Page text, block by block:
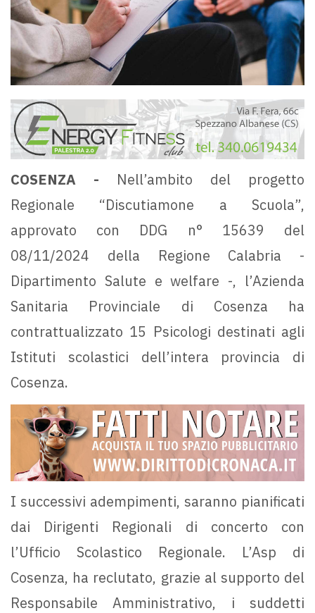
COSENZA - Nell’ambito del progetto
Regionale “Discutiamone a Scuola”,
approvato con DDG n° 15639 del
08/11/2024 della Regione Calabria -
Dipartimento Salute e welfare -, l’Azienda
Sanitaria Provinciale di Cosenza ha
contrattualizzato 15 Psicologi destinati agli
Istituti scolastici dell’intera provincia di
Cosenza.
I successivi adempimenti, saranno pianificati
dai Dirigenti Regionali di concerto con
l’Ufficio Scolastico Regionale. L’Asp di
Cosenza, ha reclutato, grazie al supporto del
Responsabile Amministrativo, i suddetti